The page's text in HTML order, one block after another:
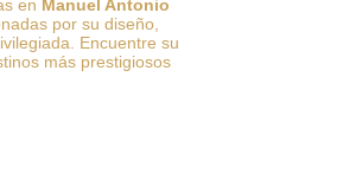
en Manuel Antonio
por su diseño,
Encuentre su
más prestigiosos